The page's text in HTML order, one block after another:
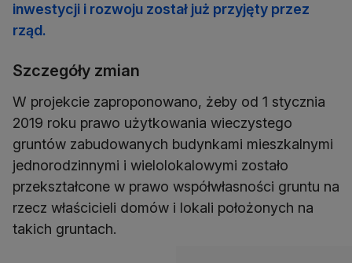
inwestycji i rozwoju został już przyjęty przez
rząd.
Szczegóły zmian
W projekcie zaproponowano, żeby od 1 stycznia
2019 roku prawo użytkowania wieczystego
gruntów zabudowanych budynkami mieszkalnymi
jednorodzinnymi i wielolokalowymi zostało
przekształcone w prawo współwłasności gruntu na
rzecz właścicieli domów i lokali położonych na
takich gruntach.